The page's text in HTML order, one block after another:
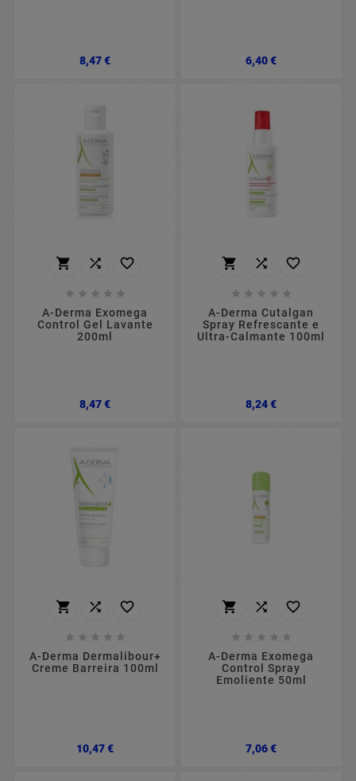
8,47 €Preço 6,40 €Preço
  
    
A-Derma Exomega
Control Gel Lavante
200ml
8,47 €Preço
  
    
A-Derma Cutalgan
Spray Refrescante e
Ultra-Calmante 100ml
8,24 €Preço
  
    
A-Derma Dermalibour+
Creme Barreira 100ml
10,47 €Preço
  
    
A-Derma Exomega
Control Spray
Emoliente 50ml
7,06 €Preço